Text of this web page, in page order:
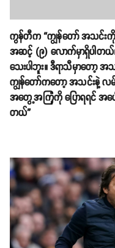
ကွန်တီက “ကျွန်တော် အသင်းကို
အဆင့် (၉) လောက်မှာရှိပါတ
သေးပါဘူး။ ဒီရာသီမှာတော့
ကျွန်တော်ကတော့ အသင်းနဲ့ လ
အတွေ့အကြုံကို ပြောရရင် အ‌ပေ
တယ်”